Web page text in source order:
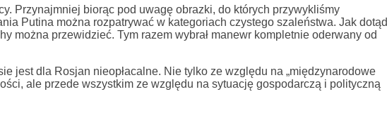
Przynajmniej biorąc pod uwagę obrazki, do których przywykliśmy
Putina można rozpatrywać w kategoriach czystego szaleństwa. Jak dotąd
można przewidzieć. Tym razem wybrał manewr kompletnie oderwany od
jest dla Rosjan nieopłacalne. Nie tylko ze względu na „międzynarodowe
ale przede wszystkim ze względu na sytuację gospodarczą i polityczną